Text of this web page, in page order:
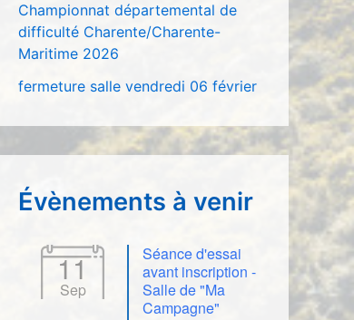
:Championnat départemental de
difficulté Charente/Charente-
Maritime 2026
fermeture salle vendredi 06 février
Évènements à venir
11
Sep
Séance d'essai
avant inscription -
Salle de "Ma
Campagne"